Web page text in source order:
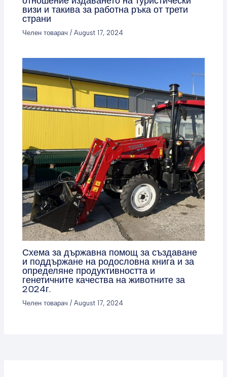
визи и такива за работна ръка от трети
страни
Челен товарач /August 17, 2024
Схема за държавна помощ за създаване
и поддържане на родословна книга и за
определяне продуктивността и
генетичните качества на животните за
2024г.
Челен товарач /August 17, 2024